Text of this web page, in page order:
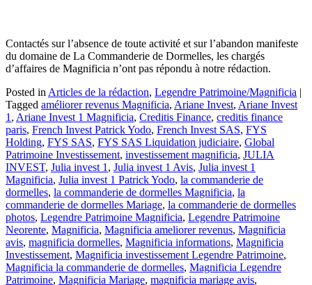
Contactés sur l’absence de toute activité et sur l’abandon manifeste
du domaine de La Commanderie de Dormelles, les chargés
d’affaires de Magnificia n’ont pas répondu à notre rédaction.
Posted in Articles de la rédaction, Legendre Patrimoine/Magnificia |
Tagged améliorer revenus Magnificia, Ariane Invest, Ariane Invest
1 , Ariane Invest 1 Magnificia, Creditis Finance, creditis finance
paris, French Invest Patrick Yodo, French Invest SAS, FYS
Holding, FYS SAS, FYS SAS Liquidation judiciaire, Global
Patrimoine Investissement, investissement magnificia, JULIA
INVEST, Julia invest 1 , Julia invest 1 Avis, Julia invest 1
Magnificia, Julia invest 1 Patrick Yodo, la commanderie de
dormelles, la commanderie de dormelles Magnificia, la
commanderie de dormelles Mariage, la commanderie de dormelles
photos, Legendre Patrimoine Magnificia, Legendre Patrimoine
Neorente, Magnificia, Magnificia ameliorer revenus, Magnificia
avis, magnificia dormelles, Magnificia informations, Magnificia
Investissement, Magnificia investissement Legendre Patrimoine,
Magnificia la commanderie de dormelles, Magnificia Legendre
Patrimoine, Magnificia Mariage, magnificia mariage avis,